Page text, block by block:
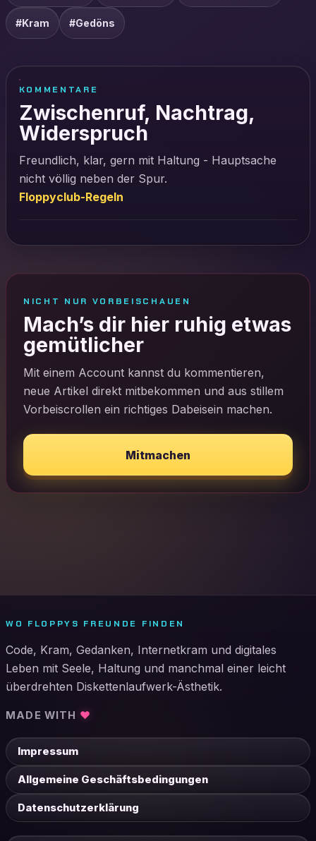
#Kram #Gedöns
KOMMENTARE
Zwischenruf, Nachtrag,
Widerspruch
Freundlich, klar, gern mit Haltung - Hauptsache
nicht völlig neben der Spur.
Floppyclub-Regeln
NICHT NUR VORBEISCHAUEN
Mach’s dir hier ruhig etwas
gemütlicher
Mit einem Account kannst du kommentieren,
neue Artikel direkt mitbekommen und aus stillem
Vorbeiscrollen ein richtiges Dabeisein machen.
Mitmachen
WO FLOPPYS FREUNDE FINDEN
Code, Kram, Gedanken, Internetkram und digitales
Leben mit Seele, Haltung und manchmal einer leicht
überdrehten Diskettenlaufwerk-Ästhetik.
MADE WITH ♥
Impressum
Allgemeine Geschäftsbedingungen
Datenschutzerklärung